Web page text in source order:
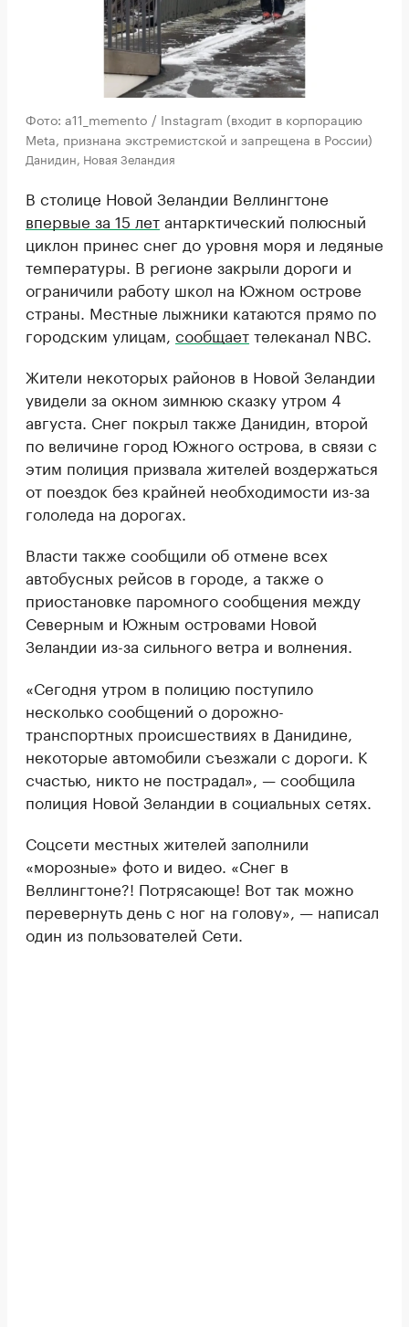
Фото: a11_memento / Instagram (входит в корпорацию
Meta, признана экстремистской и запрещена в России)
Данидин, Новая Зеландия
В столице Новой Зеландии Веллингтоне
впервые за 15 летантарктический полюсный
циклон принес снег до уровня моря и ледяные
температуры. В регионе закрыли дороги и
ограничили работу школ на Южном острове
страны. Местные лыжники катаются прямо по
городским улицам, сообщаеттелеканал NBC.
Жители некоторых районов в Новой Зеландии
увидели за окном зимнюю сказку утром 4
августа. Снег покрыл также Данидин, второй
по величине город Южного острова, в связи с
этим полиция призвала жителей воздержаться
от поездок без крайней необходимости из-за
гололеда на дорогах.
Власти также сообщили об отмене всех
автобусных рейсов в городе, а также о
приостановке паромного сообщения между
Северным и Южным островами Новой
Зеландии из-за сильного ветра и волнения.
«Сегодня утром в полицию поступило
несколько сообщений о дорожно-
транспортных происшествиях в Данидине,
некоторые автомобили съезжали с дороги. К
счастью, никто не пострадал», — сообщила
полиция Новой Зеландии в социальных сетях.
Соцсети местных жителей заполнили
«морозные» фото и видео. «Снег в
Веллингтоне?! Потрясающе! Вот так можно
перевернуть день с ног на голову», — написал
один из пользователей Сети.